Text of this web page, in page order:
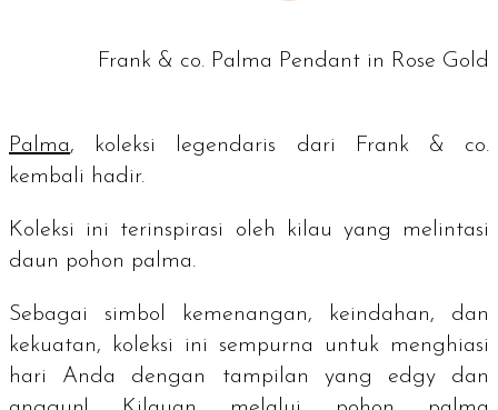
Frank & co. Palma Pendant in Rose Gold
Palma, koleksi legendaris dari Frank & co.
kembali hadir.
Koleksi ini terinspirasi oleh kilau yang melintasi
daun pohon palma.
Sebagai simbol kemenangan, keindahan, dan
kekuatan, koleksi ini sempurna untuk menghiasi
hari Anda dengan tampilan yang edgy dan